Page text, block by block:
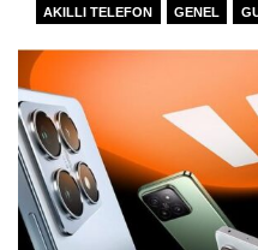
AKILLI TELEFON GENEL